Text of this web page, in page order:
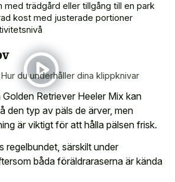
med trädgård eller tillgång till en park
kost med justerade portioner
Hur du underhåller dina klippknivar
Retriever Heeler Mix kan
den typ av päls de ärver, men
är viktigt för att hålla pälsen frisk.
regelbundet, särskilt under
båda föräldraraserna är kända